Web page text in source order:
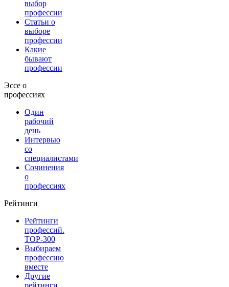
выбор
профессии
Статьи о
выборе
профессии
Какие
бывают
профессии
Эссе о
профессиях
Один
рабочий
день
Интервью
со
специалистами
Сочинения
о
профессиях
Рейтинги
Рейтинги
профессий.
TOP-300
Выбираем
профессию
вместе
Другие
рейтинги